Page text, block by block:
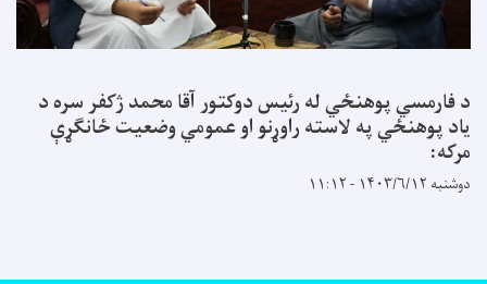
د فارمسي پوهنځي له رئیس دوکتور آقا محمد ژکفر سره د
یاد پوهنځي په لاسته راوړنو او عمومي وضعیت ځانګړې
مرکه:
دوشنبه ۱۴۰۳/۶/۱۲ - ۱۱:۱۲